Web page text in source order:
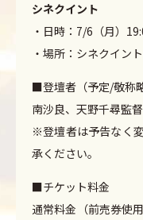
シネクイント
・日時：7/6（月）
・場所：シネクイント
■登壇者（予定/敬称
南沙良、天野千尋監督
※登壇者は予告なく
承ください。
■チケット料金
通常料金（前売券使